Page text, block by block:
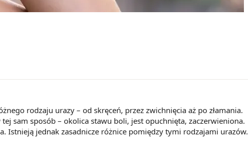
rodzaju urazy – od skręceń, przez zwichnięcia aż po złamania.
sam sposób – okolica stawu boli, jest opuchnięta, zaczerwieniona.
Istnieją jednak zasadnicze różnice pomiędzy tymi rodzajami urazów.